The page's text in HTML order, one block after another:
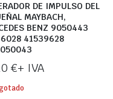
DE IMPULSO DEL
MAYBACH,
BENZ 9050443
41539628
€+ IVA